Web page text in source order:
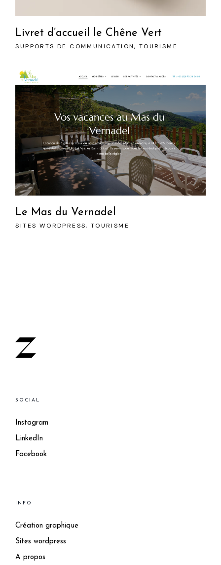
Livret d’accueil le Chêne Vert
SUPPORTS DE COMMUNICATION TOURISME
Le Mas du Vernadel
SITES WORDPRESS TOURISME
SOCIAL
Instagram
LinkedIn
Facebook
INFO
Création graphique
Sites wordpress
A propos